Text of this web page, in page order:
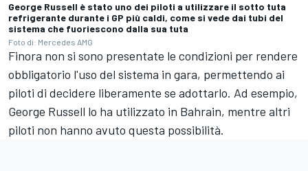
George Russell è stato uno dei piloti a utilizzare il sotto tuta
refrigerante durante i GP più caldi, come si vede dai tubi del
sistema che fuoriescono dalla sua tuta
Foto di: Mercedes AMG
Finora non si sono presentate le condizioni per rendere
obbligatorio l'uso del sistema in gara, permettendo ai
piloti di decidere liberamente se adottarlo. Ad esempio,
George Russell lo ha utilizzato in Bahrain, mentre altri
piloti non hanno avuto questa possibilità.